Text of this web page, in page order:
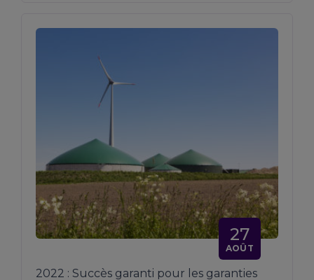
27
AOÛT
2022 : Succès garanti pour les garanties